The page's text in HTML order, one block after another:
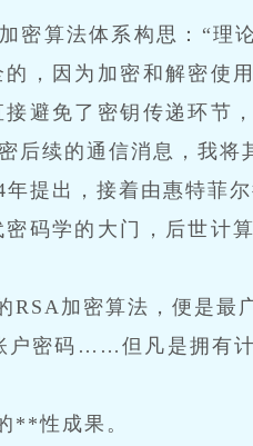
密算法体系构思：“理
，因为加密和解密使
避免了密钥传递环节
后续的通信消息，我将
提出，接着由惠特菲
码学的大门，后世计
加密算法，便是最
户密码……但凡是拥有
**性成果。